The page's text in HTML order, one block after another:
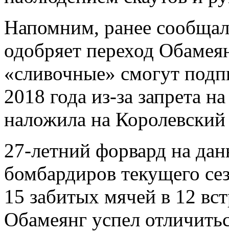
Напомним, ранее
одобряет переход
«сливочные» смогут
2018 года из-за запрета
наложила на
27-летний форвард на
бомбардиров текущего
15 забитых мячей в 12
Обамеянг успел